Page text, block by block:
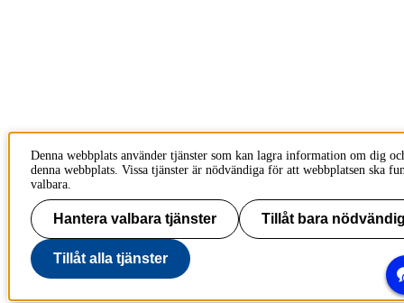
Denna webbplats använder tjänster som kan lagra information om dig
denna webbplats. Vissa tjänster är nödvändiga för att webbplatsen ska
valbara.
Hantera valbara tjänster Tillåt bara
Tillåt alla tjänster